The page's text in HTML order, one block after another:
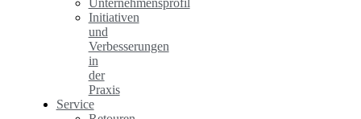
Unternehmensprofil
Initiativen
und
Verbesserungen
in
der
Praxis
Service